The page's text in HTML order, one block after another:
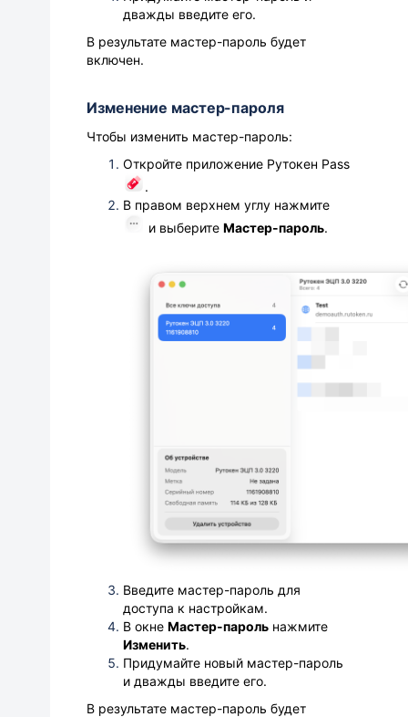
дважды введите его.
В результате мастер-пароль будет
включен.
Изменение мастер-пароля
Чтобы изменить мастер-пароль:
Откройте приложение Рутокен Pass
.
В правом верхнем углу нажмите
и выберите Мастер-пароль.
Введите мастер-пароль для
доступа к настройкам.
В окне Мастер-пароль нажмите
Изменить.
Придумайте новый мастер-пароль
и дважды введите его.
В результате мастер-пароль будет